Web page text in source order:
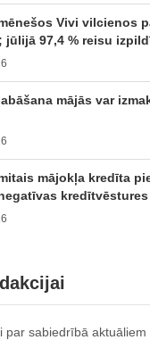
Vivi vilcienos
jūlijā 97,4 % reisu
mājās var
mājokļa kredīta
kredītvēstures
par sabiedrībā